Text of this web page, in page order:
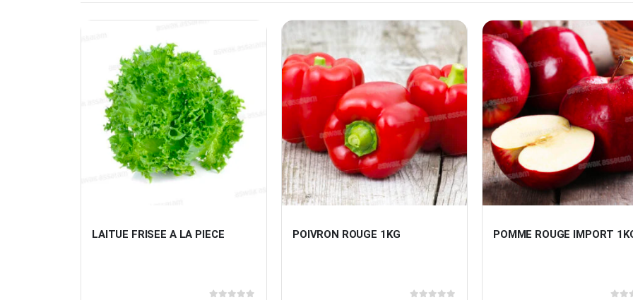
LAITUE FRISEE A LA PIECE POIVRON ROUGE 1KG POMME ROUGE IMPORT